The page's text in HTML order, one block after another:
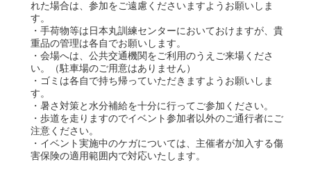
れた場合は、参加をご遠慮くださいますようお願いしま
す。
・手荷物等は日本丸訓練センターにおいておけますが、貴
重品の管理は各自でお願いします。
・会場へは、公共交通機関をご利用のうえご来場くださ
い。（駐車場のご用意はありません）
・ゴミは各自で持ち帰っていただきますようお願いしま
す。
・暑さ対策と水分補給を十分に行ってご参加ください。
・歩道を走りますのでイベント参加者以外のご通行者にご
注意ください。
・イベント実施中のケガについては、主催者が加入する傷
害保険の適用範囲内で対応いたします。